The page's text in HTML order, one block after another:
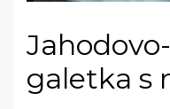
galetka s